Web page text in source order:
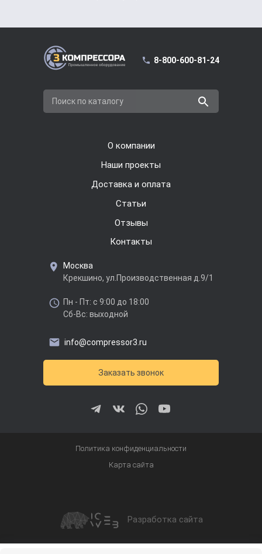
8-800-600-81-24
Поиск по каталогу
О компании
Наши проекты
Доставка и оплата
Cтатьи
Отзывы
Контакты
Москва
Крекшино, ул.Производственная д.9/1
Пн - Пт: с 9:00 до 18:00
Сб-Вс: выходной
info@compressor3.ru
Заказать звонок
Политика конфиденциальности
Карта сайта
Разработка сайта